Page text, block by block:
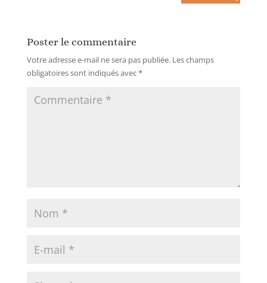
Poster le commentaire
Votre adresse e-mail ne sera pas publiée. Les champs
obligatoires sont indiqués avec*